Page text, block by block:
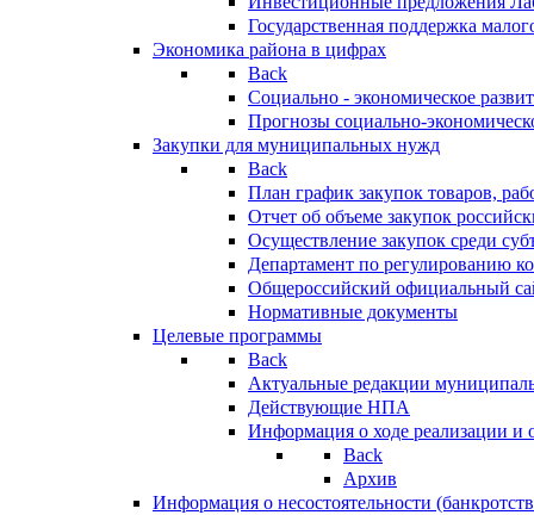
Государственная поддержка
Экономика района в цифрах
Back
Социально - экономическое
Прогнозы социально-
Закупки для муниципальных нужд
Back
План график закупок товаров,
Отчет об объеме закупок
Осуществление закупок среди
Департамент по регулированию
Общероссийский официальный
Нормативные документы
Целевые программы
Back
Актуальные редакции
Действующие НПА
Информация о ходе реализации
Back
Архив
Информация о несостоятельности